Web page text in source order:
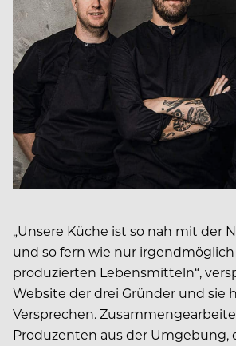
„Unsere Küche ist so nah mit der
und so fern wie nur
produzierten Lebensmitteln“,
Website der drei Gründer und sie
Versprechen.
Produzenten aus der Umgebung,